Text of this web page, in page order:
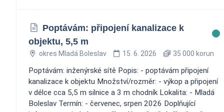
Poptávám: připojení kanalizace k
objektu, 5,5 m
okres Mladá Boleslav 15. 6. 2026 35 000 korun
Poptávám: inženýrské sítě Popis: - poptávám připojení
kanalizace k objektu Množství/rozměr: - výkop a připojení
v délce cca 5,5 m silnice a 3 m chodník Lokalita: - Mladá
Boleslav Termín: - červenec, srpen 2026 Doplňující